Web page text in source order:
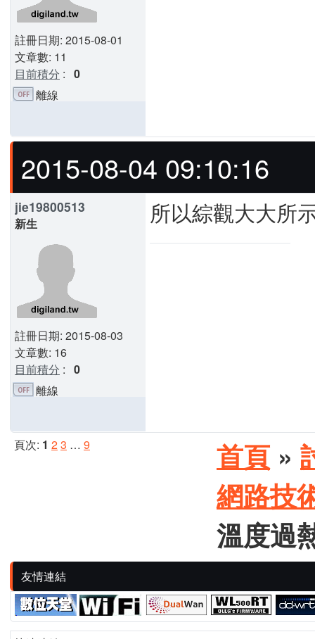
註冊日期: 2015-08-01
文章數: 11
目前積分 : 0
離線
2015-08-04 09:10:16
jie19800513
新生
註冊日期: 2015-08-03
文章數: 16
目前積分 : 0
所以綜觀大大所
離線
頁次: 1 23 … 9 首頁 »
網路技
溫度過
友情連結